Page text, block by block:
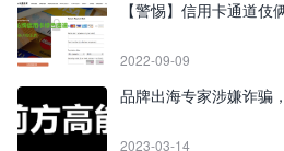
【警惕】信用卡通道
2022-09-09
品牌出海专家涉嫌诈骗
2023-03-14